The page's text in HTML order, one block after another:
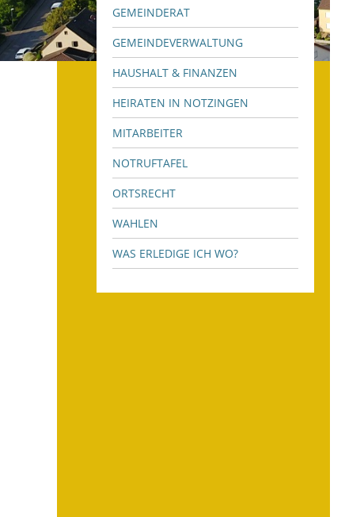
GEMEINDERAT
GEMEINDEVERWALTUNG
HAUSHALT & FINANZEN
HEIRATEN IN NOTZINGEN
MITARBEITER
NOTRUFTAFEL
ORTSRECHT
WAHLEN
WAS ERLEDIGE ICH WO?